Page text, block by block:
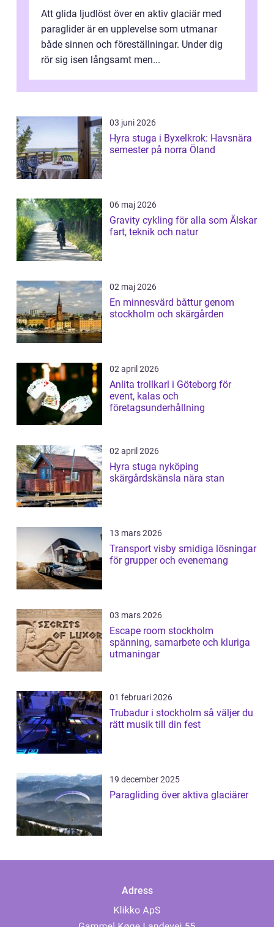
Att glida ljudlöst över en aktiv glaciär med
paraglider är en upplevelse som utmanar
både sinnen och föreställningar. Under dig
rör sig isen långsamt men...
03 juni 2026
Hyra stuga i Byxelkrok: Havsnära
semester på norra Öland
06 maj 2026
Gravity cykling för alla som Älskar
fart, teknik och natur
02 maj 2026
En minnesvärd båttur genom
stockholm och skärgården
02 april 2026
Anlita trollkarl i Göteborg för
event, kalas och
företagsunderhållning
02 april 2026
Hyra stuga nyköping
skärgårdskänsla nära stan
13 mars 2026
Transport visby smidiga lösningar
för grupper och evenemang
03 mars 2026
Escape room stockholm
spänning, samarbete och kluriga
utmaningar
01 februari 2026
Trubadur i stockholm så väljer du
rätt musik till din fest
19 december 2025
Paragliding över aktiva glaciärer
Adress